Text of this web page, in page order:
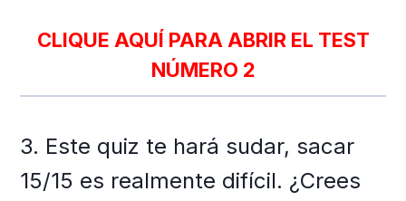
CLIQUE AQUÍ PARA ABRIR EL TEST
NÚMERO 2
3. Este quiz te hará sudar, sacar
15/15 es realmente difícil. ¿Crees